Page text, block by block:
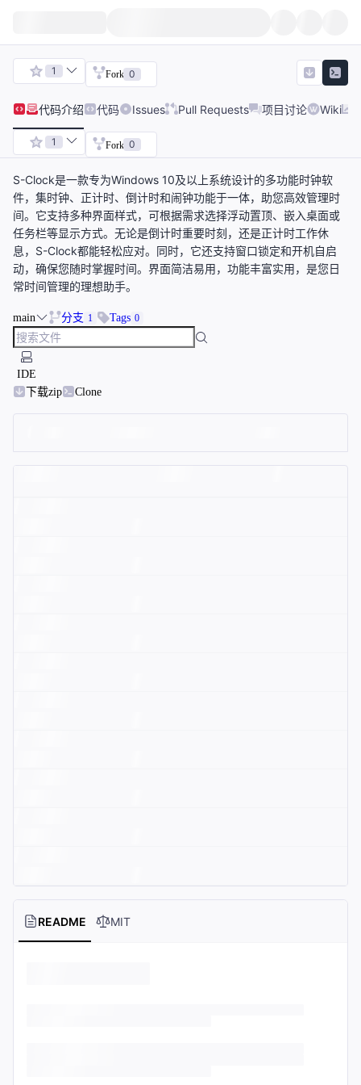
1 Fork 0
代码介绍 代码 Issues Pull Requests 项目讨论 Wiki
1 Fork 0
S-Clock是一款专为Windows 10及以上系统设计的多功能时钟软
件，集时钟、正计时、倒计时和闹钟功能于一体，助您高效管理时
间。它支持多种界面样式，可根据需求选择浮动置顶、嵌入桌面或
任务栏等显示方式。无论是倒计时重要时刻，还是正计时工作休
息，S-Clock都能轻松应对。同时，它还支持窗口锁定和开机自启
动，确保您随时掌握时间。界面简洁易用，功能丰富实用，是您日
常时间管理的理想助手。
main 分支 1 Tags 0
IDE
下载zip
Clone
README MIT